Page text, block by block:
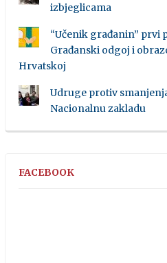
izbjeglicama
“Učenik građanin” prvi
Građanski odgoj i
Hrvatskoj
Udruge protiv
Nacionalnu zakladu
FACEBOOK